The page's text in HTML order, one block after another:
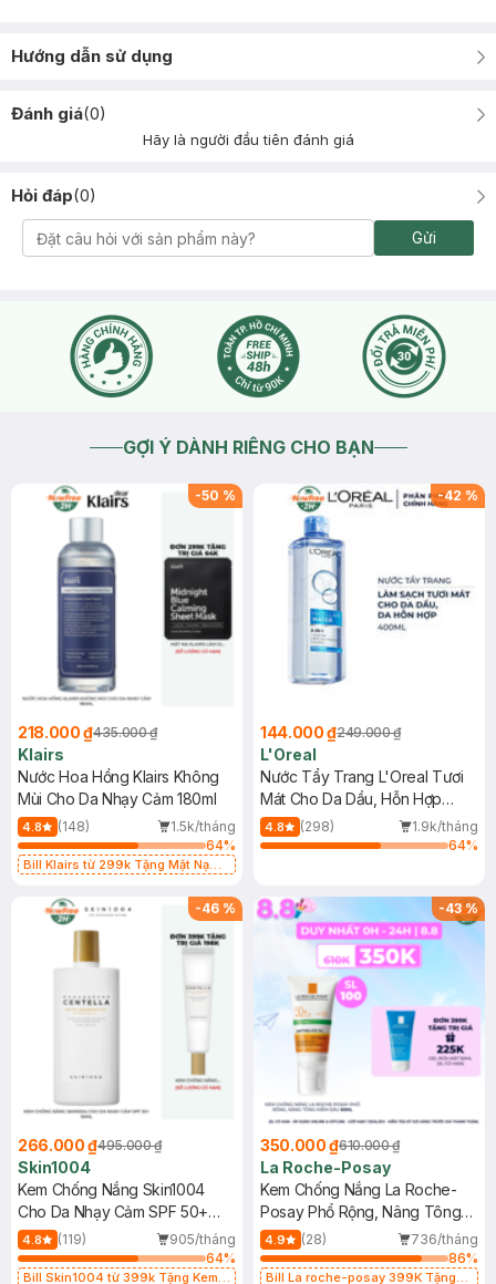
Hướng dẫn sử dụng
Đánh giá(0)
Hãy là người đầu tiên đánh giá
Hỏi đáp(0)
Gửi
GỢI Ý DÀNH RIÊNG CHO BẠN
-50 %
218.000 ₫435.000 ₫
Klairs
Nước Hoa Hồng Klairs Không
Mùi Cho Da Nhạy Cảm 180ml
4.8 (148)
1.5k/tháng
64%
Bill Klairs từ 299k Tặng Mặt Nạ
25ml (SL Có Hạn)
-42 %
144.000 ₫249.000 ₫
L'Oreal
Nước Tẩy Trang L'Oreal Tươi
Mát Cho Da Dầu, Hỗn Hợp
400ml
4.8 (298)
1.9k/tháng
64%
-46 %
266.000 ₫495.000 ₫
Skin1004
Kem Chống Nắng Skin1004
Cho Da Nhạy Cảm SPF 50+
50ml
4.8 (119)
905/tháng
64%
Bill Skin1004 từ 399k Tặng Kem
-43%
350.000 ₫610.000 ₫
La Roche-Posay
Kem Chống Nắng La Roche-
Posay Phổ Rộng, Nâng Tông
Kiềm Dầu 50ml
4.9 (28)
736/tháng
86%
Bill La roche-posay 399K Tặng